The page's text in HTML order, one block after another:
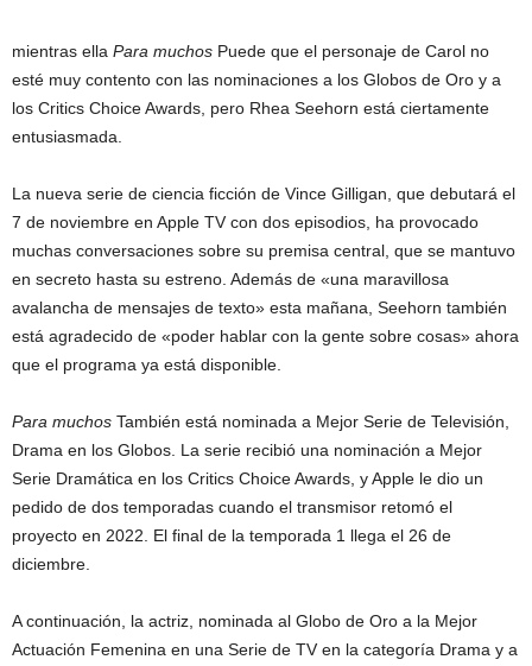
mientras ella Para muchos Puede que el personaje de Carol no
esté muy contento con las nominaciones a los Globos de Oro y a
los Critics Choice Awards, pero Rhea Seehorn está ciertamente
entusiasmada.
La nueva serie de ciencia ficción de Vince Gilligan, que debutará el
7 de noviembre en Apple TV con dos episodios, ha provocado
muchas conversaciones sobre su premisa central, que se mantuvo
en secreto hasta su estreno. Además de «una maravillosa
avalancha de mensajes de texto» esta mañana, Seehorn también
está agradecido de «poder hablar con la gente sobre cosas» ahora
que el programa ya está disponible.
Para muchos También está nominada a Mejor Serie de Televisión,
Drama en los Globos. La serie recibió una nominación a Mejor
Serie Dramática en los Critics Choice Awards, y Apple le dio un
pedido de dos temporadas cuando el transmisor retomó el
proyecto en 2022. El final de la temporada 1 llega el 26 de
diciembre.
A continuación, la actriz, nominada al Globo de Oro a la Mejor
Actuación Femenina en una Serie de TV en la categoría Drama y a